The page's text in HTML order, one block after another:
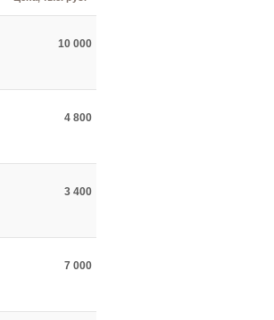
10 000
4 800
3 400
7 000